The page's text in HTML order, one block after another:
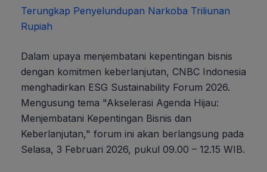
Terungkap Penyelundupan Narkoba Triliunan
Rupiah
Dalam upaya menjembatani kepentingan bisnis
dengan komitmen keberlanjutan, CNBC Indonesia
menghadirkan ESG Sustainability Forum 2026.
Mengusung tema "Akselerasi Agenda Hijau:
Menjembatani Kepentingan Bisnis dan
Keberlanjutan," forum ini akan berlangsung pada
Selasa, 3 Februari 2026, pukul 09.00 – 12.15 WIB.